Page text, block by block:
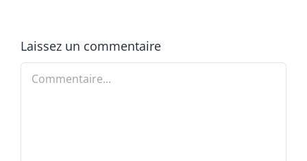
Laissez un commentaire
Commentaire